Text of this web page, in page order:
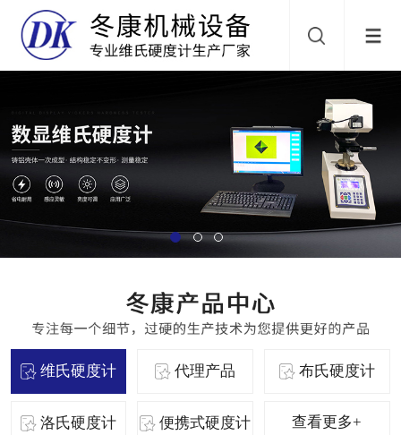
维氏硬度计 代理产品 布氏硬度计
洛氏硬度计 便携式硬度计 查看更多+